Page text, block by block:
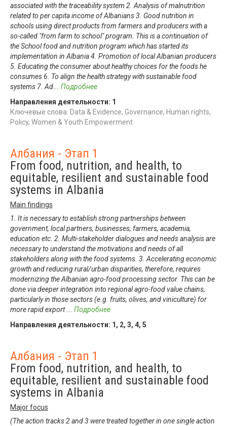
associated with the traceability system 2. Analysis of malnutrition
related to per capita income of Albanians 3. Good nutrition in
schools using direct products from farmers and producers with a
so-called "from farm to school" program. This is a continuation of
the School food and nutrition program which has started its
implementation in Albania 4. Promotion of local Albanian producers
5. Educating the consumer about healthy choices for the foods he
consumes 6. To align the health strategy with sustainable food
systems 7. Ad
Подробнее
Направления деятельности: 1
Ключевые слова: Data & Evidence, Governance, Human rights,
Policy, Women & Youth Empowerment
Албания - Этап 1
From food, nutrition, and health, to
equitable, resilient and sustainable food
systems in Albania
Main findings
1. It is necessary to establish strong partnerships between
government, local partners, businesses, farmers, academia,
education etc. 2. Multi-stakeholder dialogues and needs analysis are
necessary to understand the motivations and needs of all
stakeholders along with the food systems. 3. Accelerating economic
growth and reducing rural/urban disparities, therefore, requires
modernizing the Albanian agro-food processing sector. This can be
done via deeper integration into regional agro-food value chains,
particularly in those sectors (e.g. fruits, olives, and viniculture) for
more rapid export
Подробнее
Направления деятельности: 1 , 2, 3, 4, 5
Албания - Этап 1
From food, nutrition, and health, to
equitable, resilient and sustainable food
systems in Albania
Major focus
(The action tracks 2 and 3 were treated together in one single action